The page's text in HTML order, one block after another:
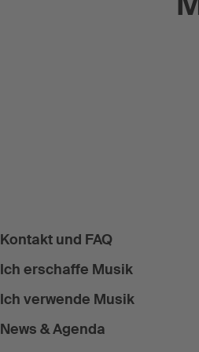
Kontakt und FAQ
Ich erschaffe Musik
Ich verwende Musik
News & Agenda